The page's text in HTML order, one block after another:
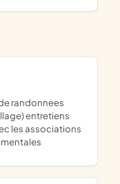
entretiens
les associations